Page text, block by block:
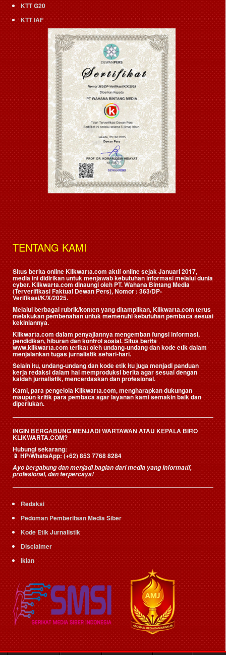
KTT G20
KTT IAF
TENTANG KAMI
Situs berita online Klikwarta.com aktif online sejak Januari 2017,
media ini didirikan untuk menjawab kebutuhan informasi melalui dunia
cyber. Klikwarta.com dinaungi oleh PT. Wahana Bintang Media
(Terverifikasi Faktual Dewan Pers), Nomor : 363/DP-
Verifikasi/K/X/2025.
Melalui berbagai rubrik/konten yang ditampilkan, Klikwarta.com terus
melakukan pembenahan untuk memenuhi kebutuhan pembaca sesuai
kekiniannya.
Klikwarta.com dalam penyajiannya mengemban fungsi informasi,
pendidikan, hiburan dan kontrol sosial. Situs berita
www.klikwarta.com terikat oleh undang-undang dan kode etik dalam
menjalankan tugas jurnalistik sehari-hari.
Selain itu, undang-undang dan kode etik itu juga menjadi panduan
kerja redaksi dalam hal memproduksi berita agar sesuai dengan
kaidah jurnalistik, mencerdaskan dan profesional.
Kami, para pengelola Klikwarta.com, mengharapkan dukungan
maupun kritik para pembaca agar layanan kami semakin baik dan
diperlukan.
INGIN BERGABUNG MENJADI WARTAWAN ATAU KEPALA BIRO
KLIKWARTA.COM?
Hubungi sekarang:
📱HP/WhatsApp:(+62) 853 7768 8284
Ayo bergabung dan menjadi bagian dari media yang informatif,
profesional, dan terpercaya!
Redaksi
Pedoman Pemberitaan Media Siber
Kode Etik Jurnalistik
Disclaimer
Iklan